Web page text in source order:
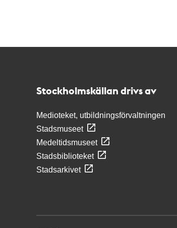
Stockholmskällan drivs av
Medioteket, utbildningsförvaltningen
Stadsmuseet
Medeltidsmuseet
Stadsbiblioteket
Stadsarkivet